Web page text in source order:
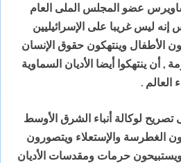
عضو المجلس الملى العام
إنه ليس غريبا على الإسرائيليين
الأطفال وينتهكون حقوق الإنسان
أن ينتهكوا أيضا الأديان السماوية
.
لوكالة أنباء الشرق الأوسط
الغطرسة والإستعلاء ويتصورون
حرمات ومقدسات الأديان